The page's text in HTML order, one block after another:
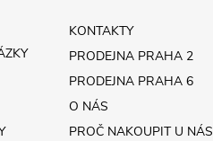
KONTAKTY
PRODEJNA PRAHA 2
PRODEJNA PRAHA 6
O NÁS
PROČ NAKOUPIT U NÁS